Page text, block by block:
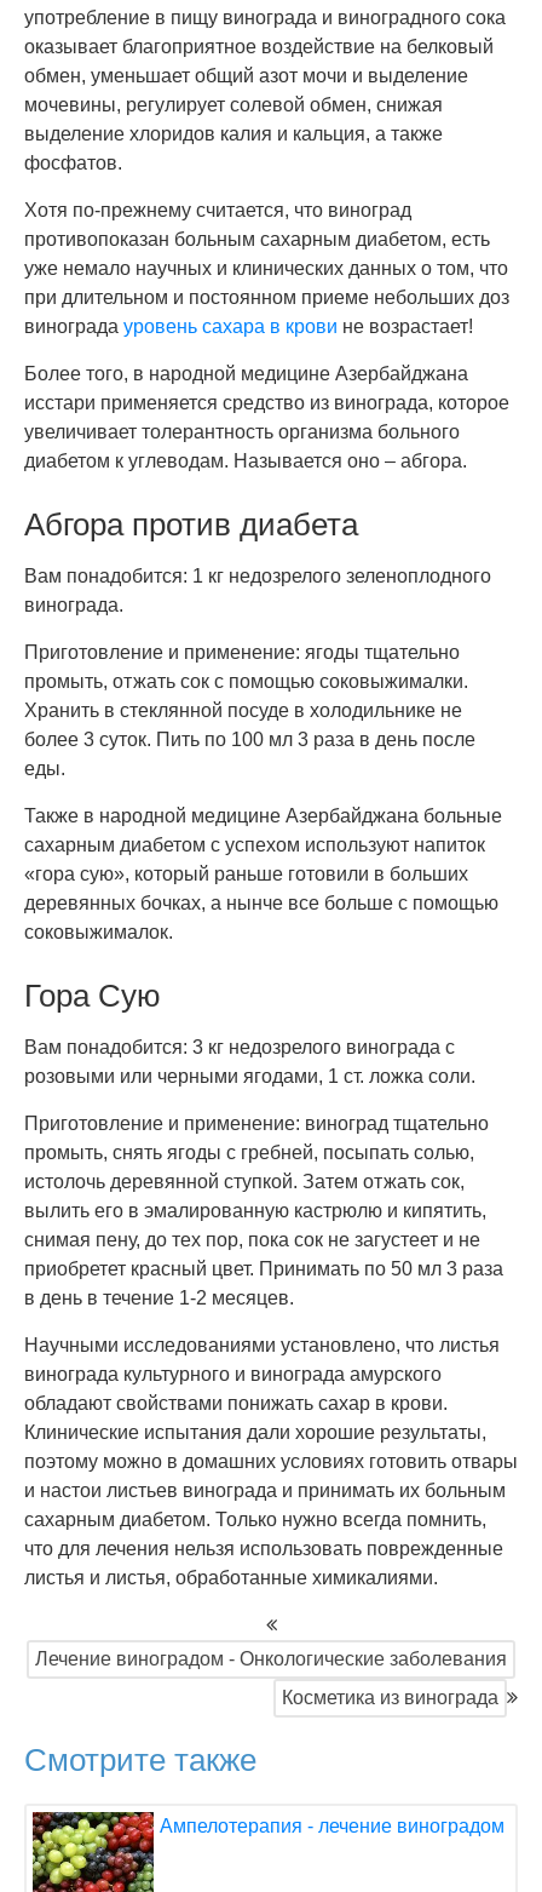
употребление в пищу винограда и виноградного сока
оказывает благоприятное воздействие на белковый
обмен, уменьшает общий азот мочи и выделение
мочевины, регулирует солевой обмен, снижая
выделение хлоридов калия и кальция, а также
фосфатов.
Хотя по-прежнему считается, что виноград
противопоказан больным сахарным диабетом, есть
уже немало научных и клинических данных о том, что
при длительном и постоянном приеме небольших доз
винограда уровень сахара в крови не возрастает!
Более того, в народной медицине Азербайджана
исстари применяется средство из винограда, которое
увеличивает толерантность организма больного
диабетом к углеводам. Называется оно – абгора.
Абгора против диабета
Вам понадобится: 1 кг недозрелого зеленоплодного
винограда.
Приготовление и применение: ягоды тщательно
промыть, отжать сок с помощью соковыжималки.
Хранить в стеклянной посуде в холодильнике не
более 3 суток. Пить по 100 мл 3 раза в день после
еды.
Также в народной медицине Азербайджана больные
сахарным диабетом с успехом используют напиток
«гора сую», который раньше готовили в больших
деревянных бочках, а нынче все больше с помощью
соковыжималок.
Гора Сую
Вам понадобится: 3 кг недозрелого винограда с
розовыми или черными ягодами, 1 ст. ложка соли.
Приготовление и применение: виноград тщательно
промыть, снять ягоды с гребней, посыпать солью,
истолочь деревянной ступкой. Затем отжать сок,
вылить его в эмалированную кастрюлю и кипятить,
снимая пену, до тех пор, пока сок не загустеет и не
приобретет красный цвет. Принимать по 50 мл 3 раза
в день в течение 1-2 месяцев.
Научными исследованиями установлено, что листья
винограда культурного и винограда амурского
обладают свойствами понижать сахар в крови.
Клинические испытания дали хорошие результаты,
поэтому можно в домашних условиях готовить отвары
и настои листьев винограда и принимать их больным
сахарным диабетом. Только нужно всегда помнить,
что для лечения нельзя использовать поврежденные
листья и листья, обработанные химикалиями.
Лечение виноградом - Онкологические заболевания
Косметика из винограда
Смотрите также
Ампелотерапия - лечение виноградом